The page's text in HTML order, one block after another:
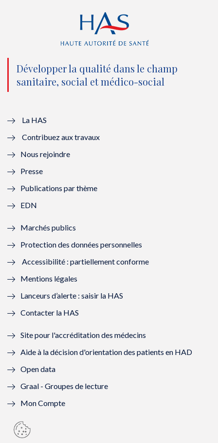
n
o
u
l
l
f
n
ê
t
r
e
)
o
k
(
n
o
e
e
n
ê
r
)
e
(
n
o
u
ê
t
e
(
n
o
ê
)
Développer la qualité dans le champ
sanitaire, social et médico-social
La HAS
Contribuez aux travaux
Nous rejoindre
Presse
Publications par thème
EDN
Marchés publics
Protection des données personnelles
Accessibilité : partiellement conforme
Mentions légales
Lanceurs d’alerte : saisir la HAS
Contacter la HAS
Site pour l'accréditation des médecins
Aide à la décision d'orientation des patients en HAD
Open data
Graal - Groupes de lecture
Mon Compte